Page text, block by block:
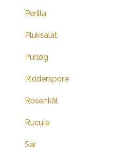
Perilla
Pluksalat
Purløg
Ridderspore
Rosenkål
Rucula
Sar